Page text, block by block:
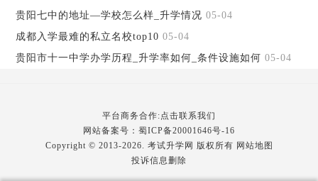
贵阳七中的地址—学校怎么样_升学情况 05-04
成都入学最难的私立名校top10 05-04
贵阳市十一中学办学历程_升学率如何_条件设施如何 05-04
平台商务合作:点击联系我们
网站备案号： 蜀ICP备20001646号-16
Copyright © 2013-2026. 考试升学网 版权所有 网站地图
投诉信息删除